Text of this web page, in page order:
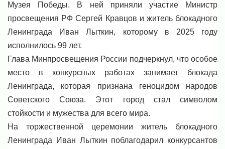
Музея Победы. В ней приняли участие Министр
просвещения РФ Сергей Кравцов и житель блокадного
Ленинграда Иван Лыткин, которому в 2025 году
исполнилось 99 лет.
Глава Минпросвещения России подчеркнул, что особое
место в конкурсных работах занимает блокада
Ленинграда, которая признана геноцидом народов
Советского Союза. Этот город стал символом
стойкости и мужества для всего мира.
На торжественной церемонии житель блокадного
Ленинграда Иван Лыткин поблагодарил конкурсантов